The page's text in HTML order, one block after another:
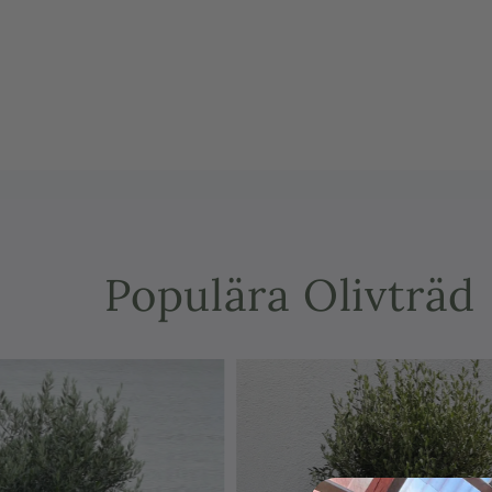
Populära Olivträd